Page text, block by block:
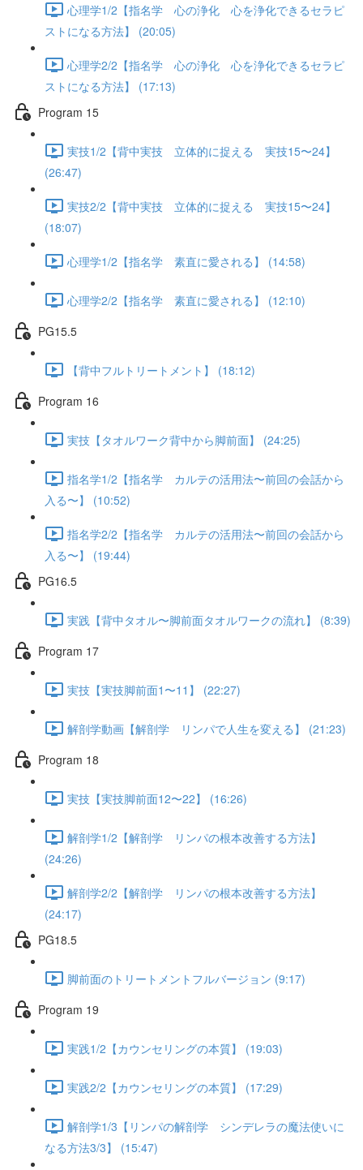
心理学1/2【指名学 心の浄化 心を浄化できるセラピ
ストになる方法】 (20:05)
心理学2/2【指名学 心の浄化 心を浄化できるセラピ
ストになる方法】 (17:13)
Program 15
実技1/2【背中実技 立体的に捉える 実技15〜24】
(26:47)
実技2/2【背中実技 立体的に捉える 実技15〜24】
(18:07)
心理学1/2【指名学 素直に愛される】 (14:58)
心理学2/2【指名学 素直に愛される】 (12:10)
PG15.5
【背中フルトリートメント】 (18:12)
Program 16
実技【タオルワーク背中から脚前面】 (24:25)
指名学1/2【指名学 カルテの活用法〜前回の会話から
入る〜】 (10:52)
指名学2/2【指名学 カルテの活用法〜前回の会話から
入る〜】 (19:44)
PG16.5
実践【背中タオル〜脚前面タオルワークの流れ】 (8:39)
Program 17
実技【実技脚前面1〜11】 (22:27)
解剖学動画【解剖学 リンパで人生を変える】 (21:23)
Program 18
実技【実技脚前面12〜22】 (16:26)
解剖学1/2【解剖学 リンパの根本改善する方法】
(24:26)
解剖学2/2【解剖学 リンパの根本改善する方法】
(24:17)
PG18.5
脚前面のトリートメントフルバージョン (9:17)
Program 19
実践1/2【カウンセリングの本質】 (19:03)
実践2/2【カウンセリングの本質】 (17:29)
解剖学1/3【リンパの解剖学 シンデレラの魔法使いに
なる方法3/3】 (15:47)